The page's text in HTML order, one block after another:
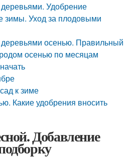
Удобрение
зимы. Уход за плодовыми
осенью. Правильный
осенью по месяцам
к зиме
Какие удобрения вносить
Добавление